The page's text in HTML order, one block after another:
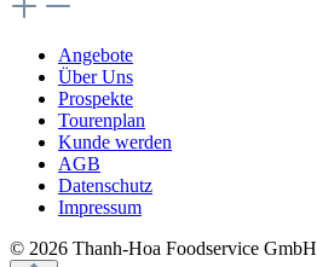
Angebote
Über Uns
Prospekte
Tourenplan
Kunde werden
AGB
Datenschutz
Impressum
© 2026 Thanh-Hoa Foodservice GmbH